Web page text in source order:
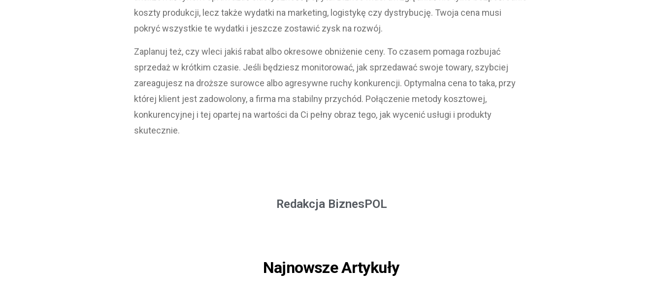
koszty produkcji, lecz także wydatki na marketing, logistykę czy dystrybucję. Twoja cena musi
pokryć wszystkie te wydatki i jeszcze zostawić zysk na rozwój.
Zaplanuj też, czy wleci jakiś rabat albo okresowe obniżenie ceny. To czasem pomaga rozbujać
sprzedaż w krótkim czasie. Jeśli będziesz monitorować, jak sprzedawać swoje towary, szybciej
zareagujesz na droższe surowce albo agresywne ruchy konkurencji. Optymalna cena to taka, przy
której klient jest zadowolony, a firma ma stabilny przychód. Połączenie metody kosztowej,
konkurencyjnej i tej opartej na wartości da Ci pełny obraz tego, jak wycenić usługi i produkty
skutecznie.
Redakcja BiznesPOL
Najnowsze Artykuły